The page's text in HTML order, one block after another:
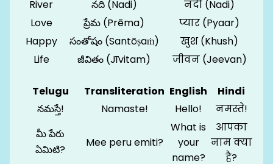
River
నది (Nadi)
नदी (Nadi)
Love
ప్రేమ (Prēma)
प्यार (Pyaar)
Happy
సంతోషం (Santōṣaṁ)
खुश (Khush)
Life
జీవితం (Jīvitam) जीवन (Jeevan)
Telugu Transliteration English
Hindi
నమస్తే!
Namaste! Hello!
नमस्ते!
మీ పేరు
ఏమిటి?
Mee peru emiti?
What is
your
name?
आपका
नाम क्या
है?